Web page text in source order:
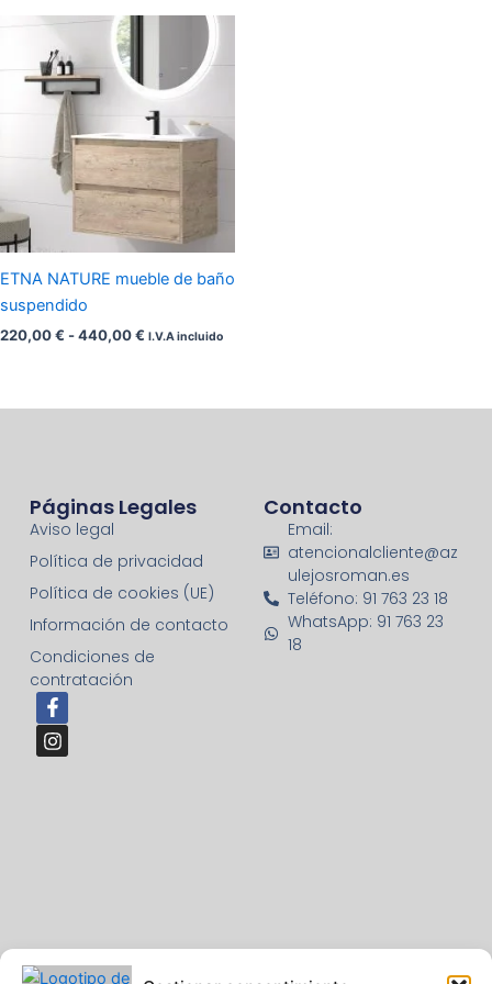
ETNA NATURE mueble de baño
suspendido
220,00€ -440,00€
desde
220,00 €
hasta
440,00 €
I.V.A incluido
Páginas Legales
Aviso legal
Política de privacidad
Política de cookies (UE)
Información de contacto
Condiciones de
contratación
Contacto
Email:
atencionalcliente@az
ulejosroman.es
Teléfono: 91 763 23 18
WhatsApp: 91 763 23
18
F
a
c
e
I
n
s
t